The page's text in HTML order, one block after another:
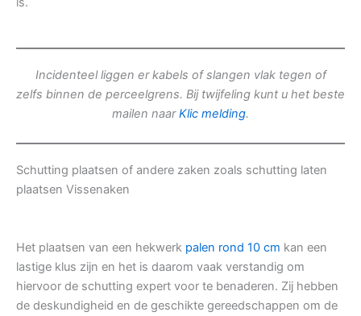
Incidenteel liggen er kabels of slangen vlak tegen of
zelfs binnen de perceelgrens. Bij twijfeling kunt u het beste
mailen naarKlic melding.
Schutting plaatsen of andere zaken zoals schutting laten
plaatsen Vissenaken
Het plaatsen van een hekwerk palen rond 10 cm kan een
lastige klus zijn en het is daarom vaak verstandig om
hiervoor de schutting expert voor te benaderen. Zij hebben
de deskundigheid en de geschikte gereedschappen om de